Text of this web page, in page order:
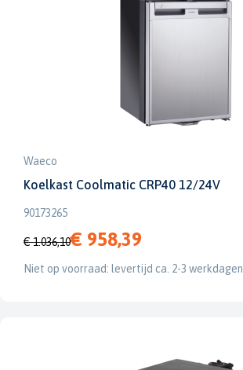
Waeco
Koelkast Coolmatic CRP40 12/24V
90173265
€ 1.036,10€ 958,39
Niet op voorraad: levertijd ca. 2-3 werkdagen